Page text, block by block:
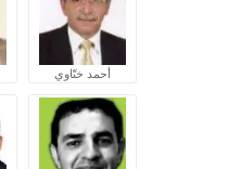
أحمد ختّاوي